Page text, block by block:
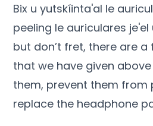
Bix u yutskíinta'al le
peeling le auriculares
but don’t fret, there are a
that we have given
them, prevent them from
replace the headphone